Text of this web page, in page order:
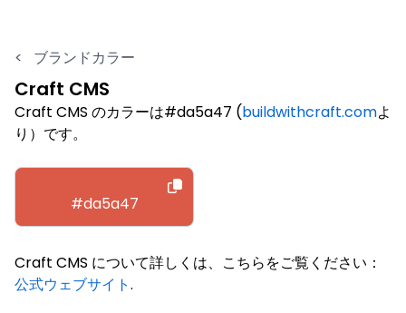
< ブランドカラー
Craft CMS
Craft CMS のカラーは#da5a47 (buildwithcraft.comよ
り）です。
#da5a47
Craft CMS について詳しくは、こちらをご覧ください：
公式ウェブサイト.